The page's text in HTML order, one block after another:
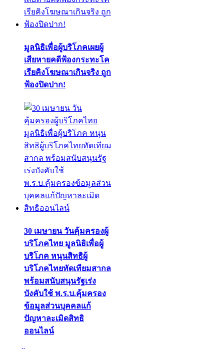
มูลนิธิเพื่อผู้บริโภคเผยผู้
เสียหายคดีฟ้องกระทะโค
เรียคิงโฆษณาเกินจริง ถูก
ฟ้องปิดปาก!
30 เมษายน วันคุ้มครองผู้
บริโภคไทย มูลนิธิเพื่อผู้
บริโภค หนุนสิทธิผู้
บริโภคไทยทัดเทียมสากล
พร้อมสนับสนุนรัฐเร่ง
บังคับใช้ พ.ร.บ.คุ้มครอง
ข้อมูลส่วนบุคคลแก้
ปัญหาละเมิดสิทธิ
ออนไลน์